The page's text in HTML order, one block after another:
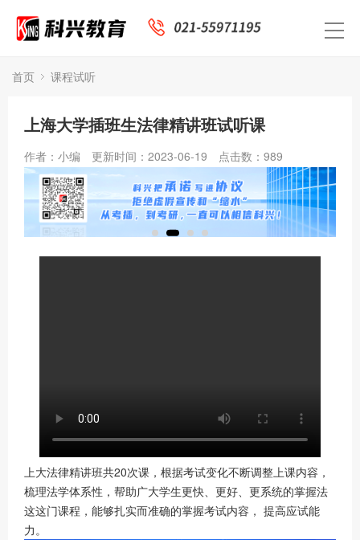
首页 课程试听
上海大学插班生法律精讲班试听课
作者：小编 更新时间：2023-06-19 点击数： 989
上大法律精讲班共20次课，根据考试变化不断调整上课内容，
梳理法学体系性，帮助广大学生更快、更好、更系统的掌握法
这这门课程，能够扎实而准确的掌握考试内容， 提高应试能
力。